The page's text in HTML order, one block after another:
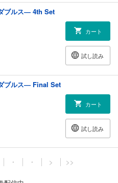
ブルス― 4th Set
カート
試し読み
ブルス― Final Set
カート
試し読み
・ ・ > >>